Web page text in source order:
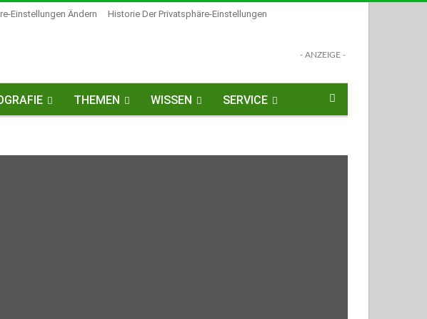
Einstellungen Ändern
Historie Der Privatsphäre-Einstellungen
- ANZEIGE -
THEMEN WISSEN SERVICE